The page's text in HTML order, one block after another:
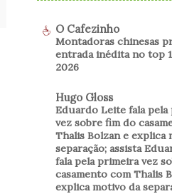
O Cafezinho
Montadoras chinesas
entrada inédita no top
2026
Hugo Gloss
Eduardo Leite fala pela
vez sobre fim do
Thalis Bolzan e explica
separação; assista
fala pela primeira vez
casamento com Thalis
explica motivo da